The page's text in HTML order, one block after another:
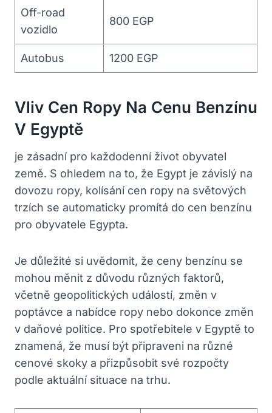
Off-road
vozidlo
800 EGP
Autobus 1200 EGP
Vliv Cen Ropy Na Cenu Benzínu
V Egyptě
je zásadní pro každodenní život obyvatel
země. S ohledem na to, že Egypt je závislý na
dovozu ropy, kolísání cen ropy na světových
trzích se automaticky promítá do cen benzínu
pro obyvatele Egypta.
Je důležité si uvědomit, že ceny benzínu se
mohou měnit z důvodu různých faktorů,
včetně geopolitických událostí, změn v
poptávce a nabídce ropy nebo dokonce změn
v daňové politice. Pro spotřebitele v Egyptě to
znamená, že musí být připraveni na různé
cenové skoky a přizpůsobit své rozpočty
podle aktuální situace na trhu.